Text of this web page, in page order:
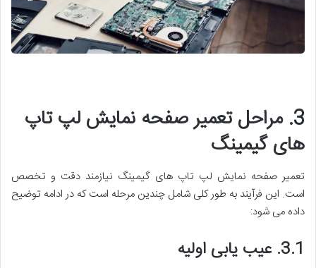
3. مراحل تعمیر صفحه نمایش لپ تاپ
های گیمینگ
تعمیر صفحه نمایش لپ تاپ های گیمینگ نیازمند دقت و تخصص
است. این فرآیند به طور کلی شامل چندین مرحله است که در ادامه توضیح
داده می شود:
3.1. عیب یابی اولیه